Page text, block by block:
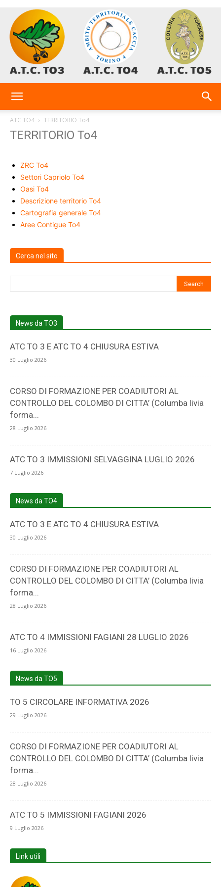
ATC TO4 TERRITORIO To4
TERRITORIO To4
ZRC To4
Settori Capriolo To4
Oasi To4
Descrizione territorio To4
Cartografia generale To4
Aree Contigue To4
Cerca nel sito
News da TO3
ATC TO 3 E ATC TO 4 CHIUSURA ESTIVA
30 Luglio 2026
CORSO DI FORMAZIONE PER COADIUTORI AL
CONTROLLO DEL COLOMBO DI CITTA’ (Columba livia
forma...
28 Luglio 2026
ATC TO 3 IMMISSIONI SELVAGGINA LUGLIO 2026
7 Luglio 2026
News da TO4
ATC TO 3 E ATC TO 4 CHIUSURA ESTIVA
30 Luglio 2026
CORSO DI FORMAZIONE PER COADIUTORI AL
CONTROLLO DEL COLOMBO DI CITTA’ (Columba livia
forma...
28 Luglio 2026
ATC TO 4 IMMISSIONI FAGIANI 28 LUGLIO 2026
16 Luglio 2026
News da TO5
TO 5 CIRCOLARE INFORMATIVA 2026
29 Luglio 2026
CORSO DI FORMAZIONE PER COADIUTORI AL
CONTROLLO DEL COLOMBO DI CITTA’ (Columba livia
forma...
28 Luglio 2026
ATC TO 5 IMMISSIONI FAGIANI 2026
9 Luglio 2026
Link utili